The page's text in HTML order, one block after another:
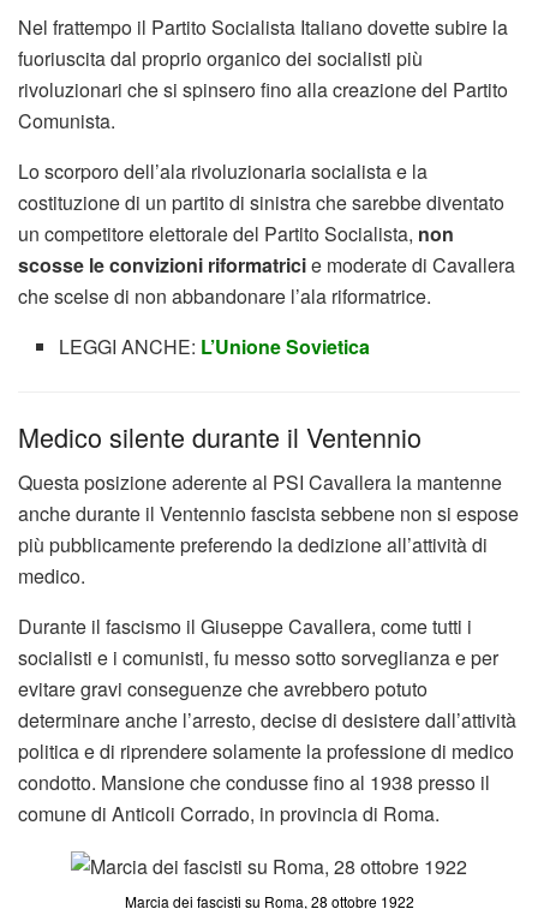
Nel frattempo il Partito Socialista Italiano dovette subire la
fuoriuscita dal proprio organico dei socialisti più
rivoluzionari che si spinsero fino alla creazione del Partito
Comunista.
Lo scorporo dell’ala rivoluzionaria socialista e la
costituzione di un partito di sinistra che sarebbe diventato
un competitore elettorale del Partito Socialista, non
scosse le convizioni riformatricie moderate di Cavallera
che scelse di non abbandonare l’ala riformatrice.
LEGGI ANCHE: L’Unione Sovietica
Medico silente durante il Ventennio
Questa posizione aderente al PSI Cavallera la mantenne
anche durante il Ventennio fascista sebbene non si espose
più pubblicamente preferendo la dedizione all’attività di
medico.
Durante il fascismo il Giuseppe Cavallera, come tutti i
socialisti e i comunisti, fu messo sotto sorveglianza e per
evitare gravi conseguenze che avrebbero potuto
determinare anche l’arresto, decise di desistere dall’attività
politica e di riprendere solamente la professione di medico
condotto. Mansione che condusse fino al 1938 presso il
comune di Anticoli Corrado, in provincia di Roma.
Marcia dei fascisti su Roma, 28 ottobre 1922